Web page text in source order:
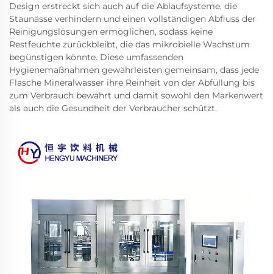
Design erstreckt sich auch auf die Ablaufsysteme, die
Staunässe verhindern und einen vollständigen Abfluss der
Reinigungslösungen ermöglichen, sodass keine
Restfeuchte zurückbleibt, die das mikrobielle Wachstum
begünstigen könnte. Diese umfassenden
Hygienemaßnahmen gewährleisten gemeinsam, dass jede
Flasche Mineralwasser ihre Reinheit von der Abfüllung bis
zum Verbrauch bewahrt und damit sowohl den Markenwert
als auch die Gesundheit der Verbraucher schützt.